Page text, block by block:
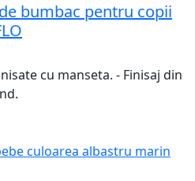
bumbac pentru copii
cu manseta. - Finisaj din